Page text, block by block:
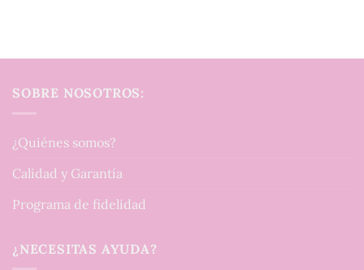
SOBRE NOSOTROS:
¿Quiénes somos?
Calidad y Garantía
Programa de fidelidad
¿NECESITAS AYUDA?